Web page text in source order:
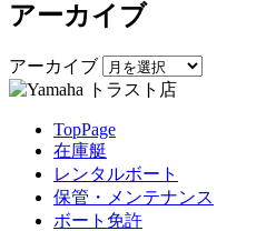
アーカイブ
アーカイブ
TopPage
在庫艇
レンタルボート
保管・メンテナンス
ボート免許